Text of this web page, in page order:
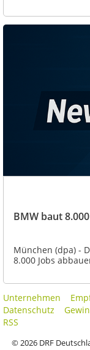
BMW baut
München (dpa) -
8.000 Jobs
Unternehmen
Datenschutz
RSS
© 2026 DRF